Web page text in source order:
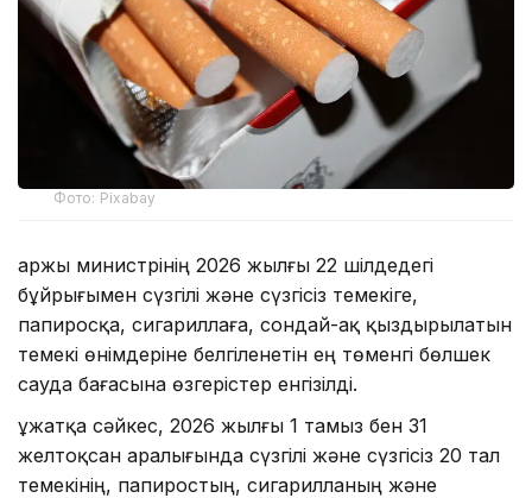
Фото: Pixabay
Қаржы министрінің 2026 жылғы 22 шілдедегі
бұйрығымен сүзгілі және сүзгісіз темекіге,
папиросқа, сигариллаға, сондай-ақ қыздырылатын
темекі өнімдеріне белгіленетін ең төменгі бөлшек
сауда бағасына өзгерістер енгізілді.
Құжатқа сәйкес, 2026 жылғы 1 тамыз бен 31
желтоқсан аралығында сүзгілі және сүзгісіз 20 тал
темекінің, папиростың, сигарилланың және